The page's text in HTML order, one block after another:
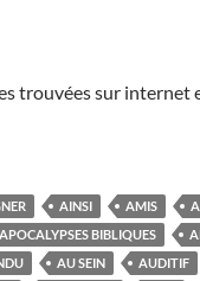
trouvées sur internet
AINSI AMIS
APOCALYPSES BIBLIQUES
AU SEIN AUDITIF